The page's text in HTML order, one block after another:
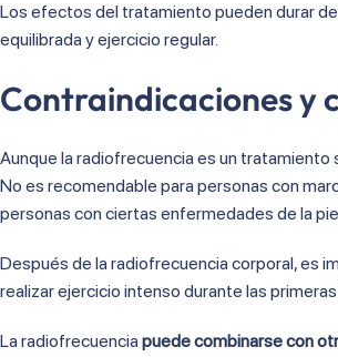
Los efectos del tratamiento pueden durar
equilibrada y ejercicio regular.
Contraindicaciones
Aunque la radiofrecuencia es un
No es recomendable para personas con
personas con ciertas enfermedades de la
Después de la radiofrecuencia corporal, es
realizar ejercicio intenso durante las
La radiofrecuencia puede combinarse con